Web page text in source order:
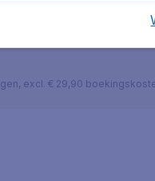
excl. € 29,90